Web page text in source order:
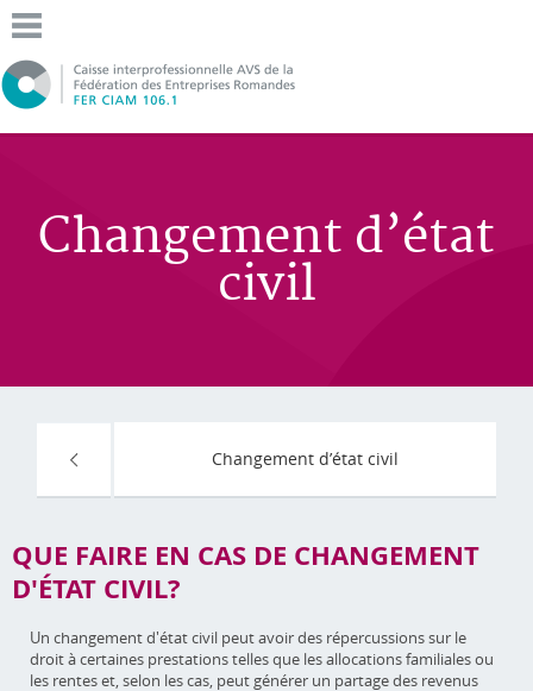
Changement d’état
civil
Changement d’état civil
QUE FAIRE EN CAS DE CHANGEMENT
D'ÉTAT CIVIL?
Un changement d'état civil peut avoir des répercussions sur le
droit à certaines prestations telles que les allocations familiales ou
les rentes et, selon les cas, peut générer un partage des revenus